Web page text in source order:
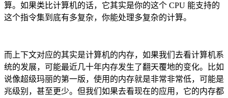
算。如果类比计算机的话，它其实是你的这个 CPU 能支持的
这个指令集到底有多复杂，你能处理多复杂的计算。
而上下文对应的其实是计算机的内存，如果我们去看计算机系
统的发展，可能最近几十年内存发生了翻天覆地的变化。比如
说像超级玛丽的第一版，使用的内存就是非常非常低，可能是
兆级别，甚至更少。但我们如果去看现在的应用，它的内存都